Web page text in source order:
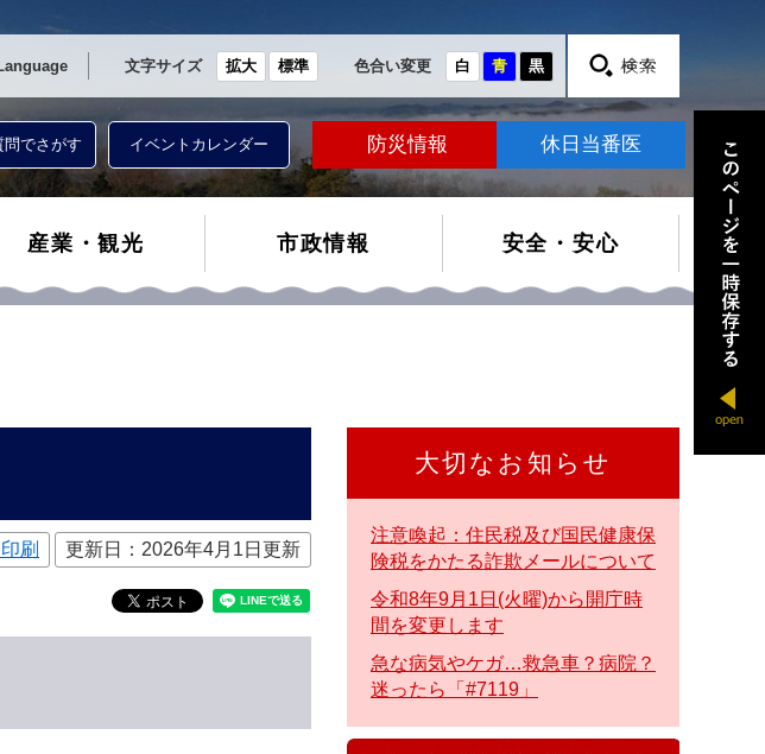
文字サイズ 拡大 標準 色合い変更 白 青 黒
問でさがす イベントカレンダー 防災情報 休日当番医
産業・観光 市政情報 安全・安心
刷 更新日：2026年4月1日更新
大切なお知らせ
注意喚起：住民税及び国民健康保
険税をかたる詐欺メールについて
令和8年9月1日(火曜)から開庁時
間を変更します
急な病気やケガ…救急車？病院？
迷ったら「#7119」